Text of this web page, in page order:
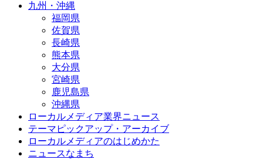
九州・沖縄
福岡県
佐賀県
長崎県
熊本県
大分県
宮崎県
鹿児島県
沖縄県
ローカルメディア業界ニュース
テーマピックアップ・アーカイブ
ローカルメディアのはじめかた
ニュースなまち